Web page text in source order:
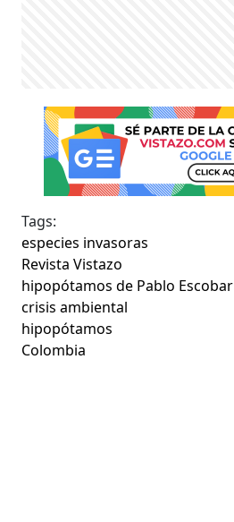
Tags:
especies invasoras
Revista Vistazo
hipopótamos de Pablo Escobar
crisis ambiental
hipopótamos
Colombia